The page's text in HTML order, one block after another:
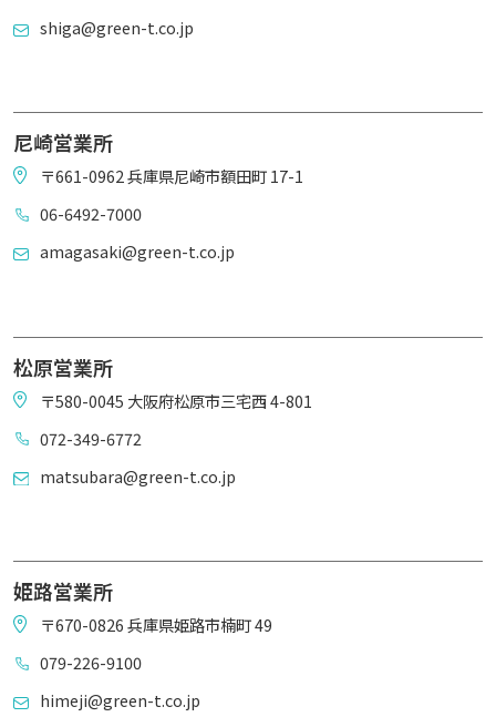
shiga@green-t.co.jp
尼崎営業所
〒661-0962 兵庫県尼崎市額田町 17-1
06-6492-7000
amagasaki@green-t.co.jp
松原営業所
〒580-0045 大阪府松原市三宅西 4-801
072-349-6772
matsubara@green-t.co.jp
姫路営業所
〒670-0826 兵庫県姫路市楠町 49
079-226-9100
himeji@green-t.co.jp